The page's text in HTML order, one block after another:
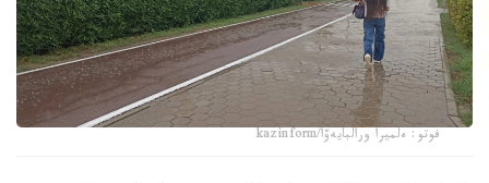
فوتو: ەلميرا ورالبايەۆا/kazinform